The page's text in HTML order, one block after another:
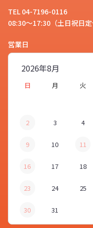
TEL 04-7196-0116
08:30～17:30（土日祝日定
営業日
8月
2026年
日 月 火
2 3 4
9 10 11
16 17 18
23 24 25
30 31